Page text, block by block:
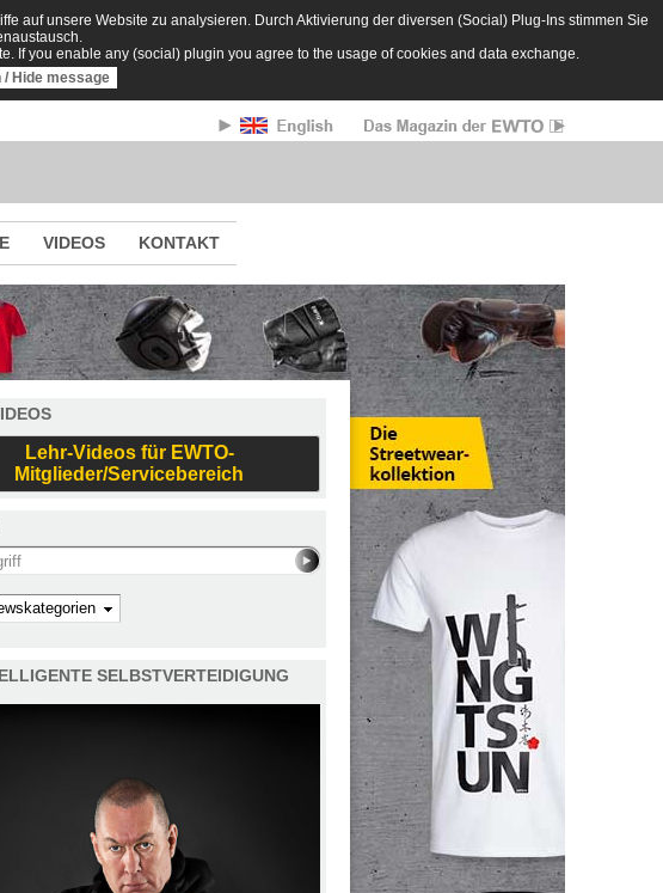
auf unsere Website zu analysieren. Durch Aktivierung der diversen (Social) Plug-Ins stimmen Sie
If you enable any (social) plugin you agree to the usage of cookies and data exchange.
/ Hide message
VIDEOS KONTAKT
Lehr-Videos für EWTO-
Mitglieder/Servicebereich
site
SELBSTVERTEIDIGUNG